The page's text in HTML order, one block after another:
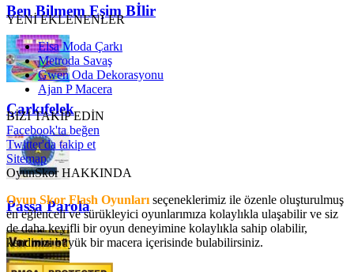
Ben Bilmem Eşim Bİlir
Çarkıfelek
Passa Parola
YENİ EKLENENLER
Elsa Moda Çarkı
Metroda Savaş
Gwen Oda Dekorasyonu
Ajan P Macera
BİZİ TAKİP EDİN
Facebook'ta beğen
Twitter'da takip et
Sitemap
OyunSkor HAKKINDA
Oyun Skor Flash Oyunları seçeneklerimiz ile özenle oluşturulmuş
en eğlenceli ve sürükleyici oyunlarımıza kolaylıkla ulaşabilir ve siz
de daha keyifli bir oyun deneyimine kolaylıkla sahip olabilir,
kendinizi büyük bir macera içerisinde bulabilirsiniz.